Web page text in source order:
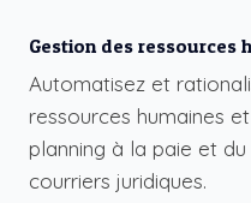
Gestion des ressources
Automatisez et
ressources humaines
planning à la paie et
courriers juridiques.